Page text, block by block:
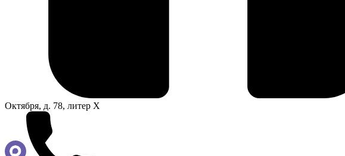
Октября, д. 78, литер Х